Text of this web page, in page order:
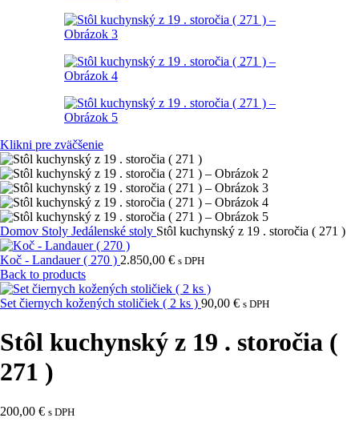
Klikni pre zväčšenie
Domov Stoly Jedálenské stoly Stôl kuchynský z 19 . storočia ( 271 )
Koč - Landauer ( 270 ) 2.850,00 € s DPH
Back to products
Set čiernych kožených stoličiek ( 2 ks ) 90,00 € s DPH
Stôl kuchynský z 19 . storočia (
271 )
200,00 € s DPH